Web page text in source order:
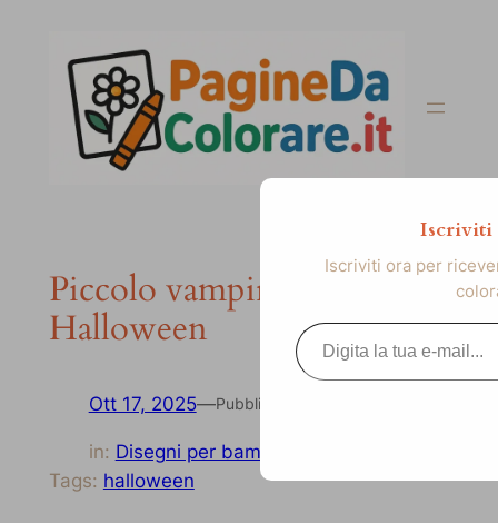
contenuto
Piccolo vampiro felice per
Halloween
Ott 17, 2025—Pubblicato
in: Disegni per bambini
Tags: halloween
Iscriviti
Iscriviti ora per
Digita la tua e-mail...